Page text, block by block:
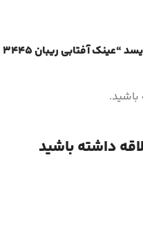
اولین کسی باشید که دیدگاهی می نویسد “عینک آفتابی ریبان 3445
باشید.
داشته باشید